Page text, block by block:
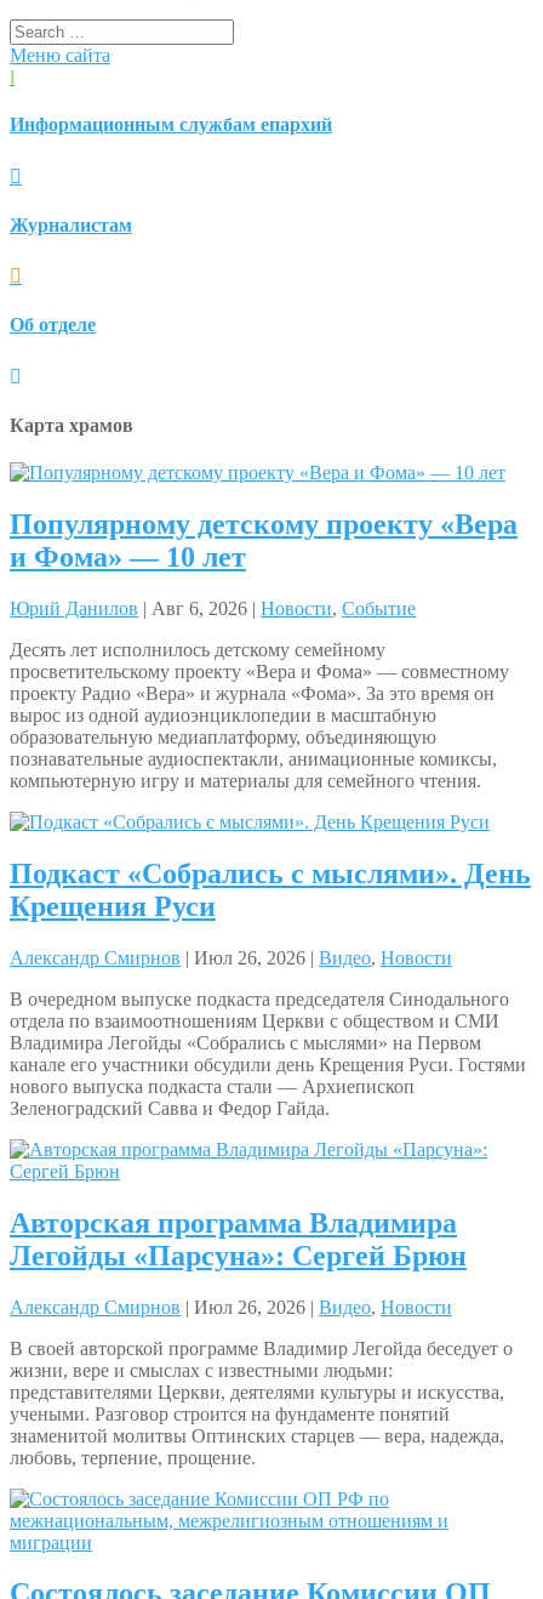
Меню сайта
l
Информационным службам епархий

Журналистам

Об отделе

Карта храмов
Популярному детскому проекту «Вера
и Фома» — 10 лет
Юрий Данилов | Авг 6, 2026 | Новости, Событие
Десять лет исполнилось детскому семейному
просветительскому проекту «Вера и Фома» — совместному
проекту Радио «Вера» и журнала «Фома». За это время он
вырос из одной аудиоэнциклопедии в масштабную
образовательную медиаплатформу, объединяющую
познавательные аудиоспектакли, анимационные комиксы,
компьютерную игру и материалы для семейного чтения.
Подкаст «Собрались с мыслями». День
Крещения Руси
Александр Смирнов | Июл 26, 2026 | Видео, Новости
В очередном выпуске подкаста председателя Синодального
отдела по взаимоотношениям Церкви с обществом и СМИ
Владимира Легойды «Собрались с мыслями» на Первом
канале его участники обсудили день Крещения Руси. Гостями
нового выпуска подкаста стали — Архиепископ
Зеленоградский Савва и Федор Гайда.
Авторская программа Владимира
Легойды «Парсуна»: Сергей Брюн
Александр Смирнов | Июл 26, 2026 | Видео, Новости
В своей авторской программе Владимир Легойда беседует о
жизни, вере и смыслах с известными людьми:
представителями Церкви, деятелями культуры и искусства,
учеными. Разговор строится на фундаменте понятий
знаменитой молитвы Оптинских старцев — вера, надежда,
любовь, терпение, прощение.